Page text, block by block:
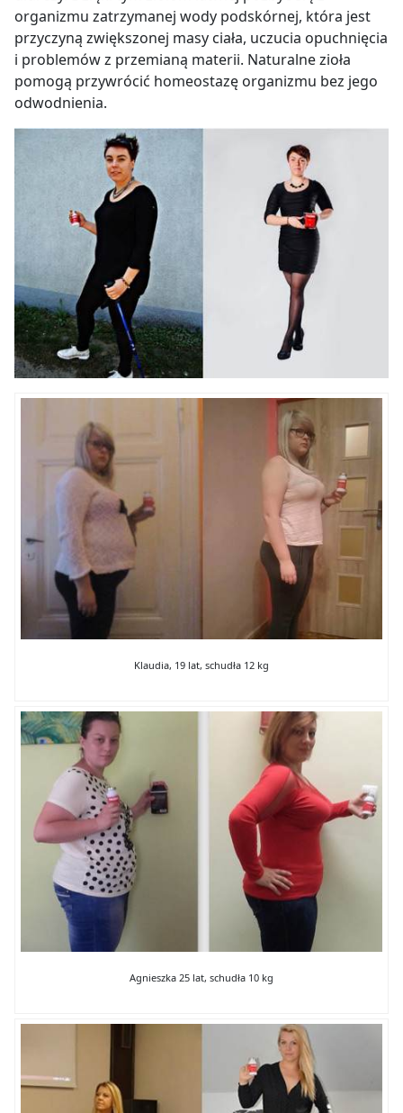
organizmu zatrzymanej wody podskórnej, która jest
przyczyną zwiększonej masy ciała, uczucia opuchnięcia
i problemów z przemianą materii. Naturalne zioła
pomogą przywrócić homeostazę organizmu bez jego
odwodnienia.
Klaudia, 19 lat, schudła 12 kg
Agnieszka 25 lat, schudła 10 kg